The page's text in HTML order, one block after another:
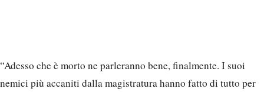
“Adesso che è morto ne parleranno bene, finalmente. I suoi
nemici più accaniti dalla magistratura hanno fatto di tutto per